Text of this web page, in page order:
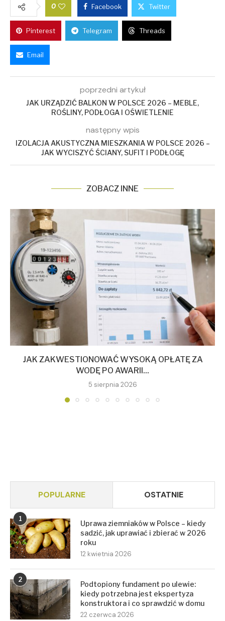
0 Facebook Twitter
Pinterest Telegram Threads
Email
poprzedni artykuł
JAK URZĄDZIĆ BALKON W POLSCE 2026 – MEBLE,
ROŚLINY, PODŁOGA I OŚWIETLENIE
następny wpis
IZOLACJA AKUSTYCZNA MIESZKANIA W POLSCE 2026 –
JAK WYCISZYĆ ŚCIANY, SUFIT I PODŁOGĘ
ZOBACZ INNE
JAK ZAKWESTIONOWAĆ WYSOKĄ OPŁATĘ ZA
WODĘ PO AWARII...
5 sierpnia 2026
POPULARNE OSTATNIE
1
Uprawa ziemniaków w Polsce – kiedy
sadzić, jak uprawiać i zbierać w 2026
roku
12 kwietnia 2026
2
Podtopiony fundament po ulewie:
kiedy potrzebna jest ekspertyza
konstruktora i co sprawdzić w domu
22 czerwca 2026